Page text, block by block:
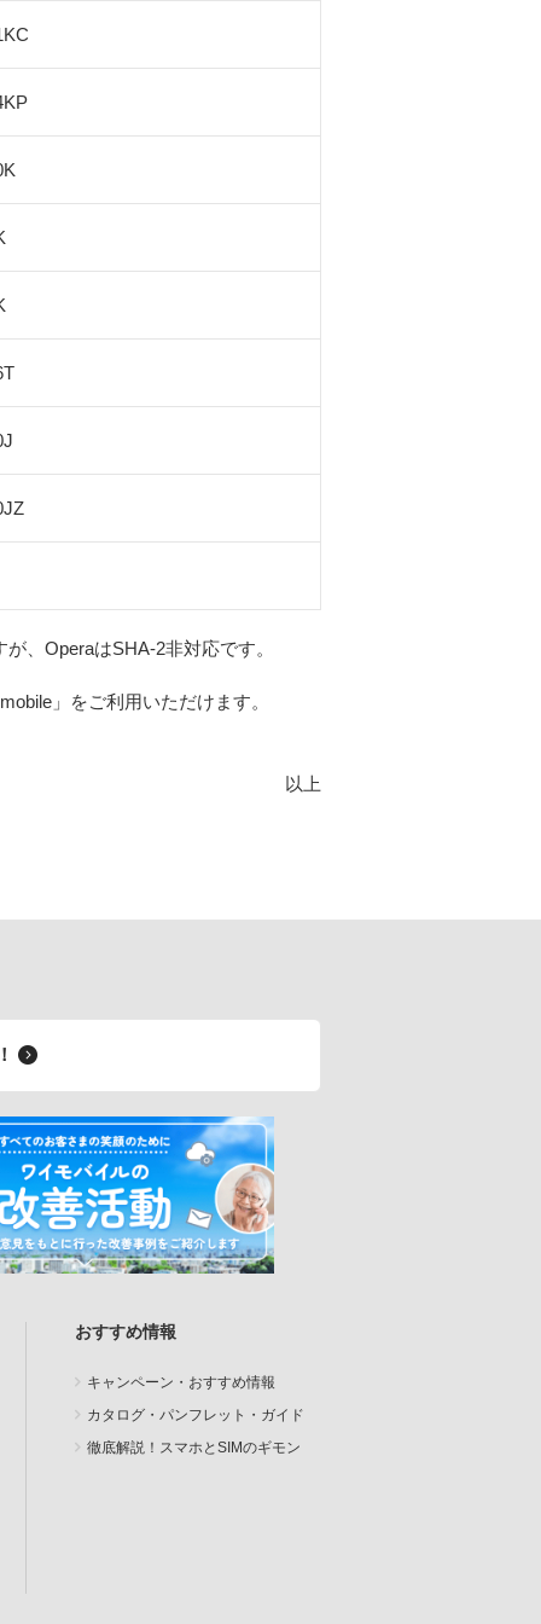
、OperaはSHA-2非対応です。
」をご利用いただけます。
以上
おすすめ情報
キャンペーン・おすすめ情報
カタログ・パンフレット・ガイド
徹底解説！スマホとSIMのギモン